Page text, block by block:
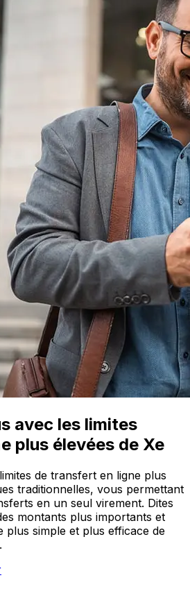
avec les limites
plus élevées de Xe
de transfert en ligne plus
traditionnelles, vous permettant
en un seul virement. Dites
montants plus importants et
plus simple et plus efficace de